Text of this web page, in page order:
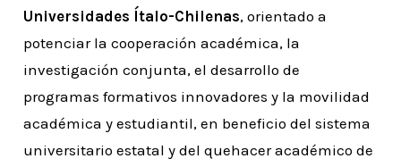
Universidades Ítalo-Chilenas, orientado a
potenciar la cooperación académica, la
investigación conjunta, el desarrollo de
programas formativos innovadores y la movilidad
académica y estudiantil, en beneficio del sistema
universitario estatal y del quehacer académico de